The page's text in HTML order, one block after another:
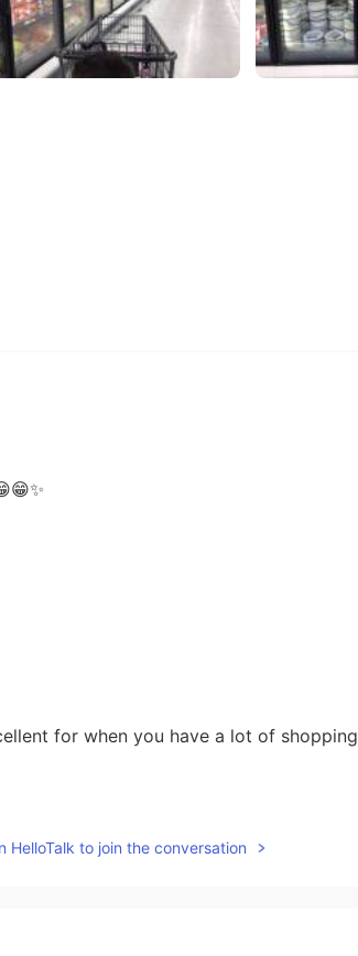
for when you have a lot of shopping
い時にこのスーパーに良く来る
HelloTalk to join the conversation